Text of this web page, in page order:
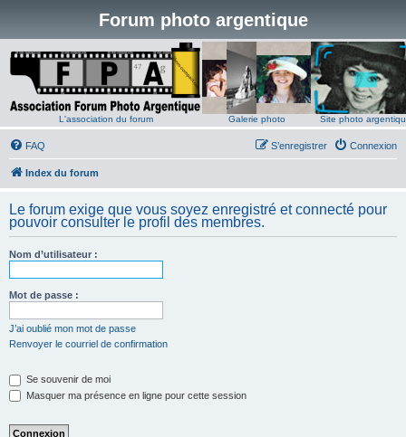
Forum photo argentique
L'association du forum Galerie photo Site photo
FAQ Connexion
S’enregistrer
Index du forum
Le forum exige que vous soyez enregistré et connecté pour
pouvoir consulter le profil des membres.
Nom d’utilisateur :
Mot de passe :
J’ai oublié mon mot de passe
Renvoyer le courriel de confirmation
Se souvenir de moi
Masquer ma présence en ligne pour cette session